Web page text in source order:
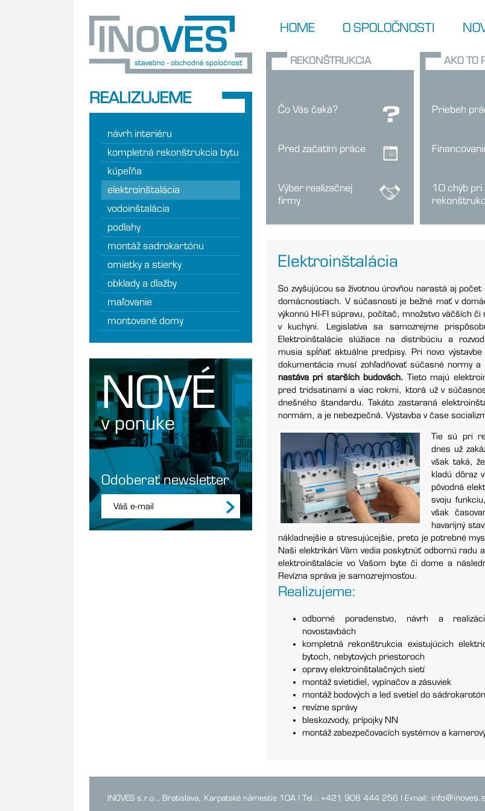
REALIZUJEME
návrh interiéru
kompletná rekonštrukcia bytu
kúpeľňa
elektroinštalácia
vodoinštalácia
podlahy
montáž sadrokartónu
omietky a stierky
obklady a dlažby
maľovanie
montované domy
NOVÉ
v ponuke
Odoberať newsletter
HOME O SPOLOČNOSTI
REKONŠTRUKCIA
Čo Vás čaká?
Pred začatím práce
Výber realizačnej
firmy
AKO TO
Priebeh
10 chýb pri
Elektroinštalácia
So zvyšujúcou sa životnou úrovňou narastá aj
domácnostiach. V súčasnosti je bežné mať v
výkonnú HI-FI súpravu, počítač, množstvo väčších
v kuchyni. Legislatíva sa samozrejme
Elektroinštalácie slúžiace na distribúciu a
musia spĺňať aktuálne predpisy. Pri novo
dokumentácia musí zohľadňovať súčasné normy a
nastáva pri starších budovách. Tieto majú
pred tridsatinami a viac rokmi, ktorá už v
dnešného štandardu. Takáto zastaraná
normám, a je nebezpečná. Výstavba v čase
Tie sú pri
dnes už
však taká,
kladú dôraz
pôvodná
svoju
však
havarijný
nákladnejšie a stresujúcejšie, preto je potrebné
Naši elektrikári Vám vedia poskytnúť odbornú radu
elektroinštalácie vo Vašom byte či dome a
Revízna správa je samozrejmosťou.
Realizujeme:
odborné poradenstvo, návrh a
novostavbách
kompletná rekonštrukcia existujúcich
bytoch, nebytových priestoroch
opravy elektroinštalačných sietí
montáž svietidiel, vypínačov a zásuviek
montáž bodových a led svetiel do
revízne správy
bleskozvody, prípojky NN
montáž zabezpečovacích systémov a
INOVES s.r.o., Bratislava, Karpatské námestie 10A | Tel.: +421 908 444 256 | E-mail: